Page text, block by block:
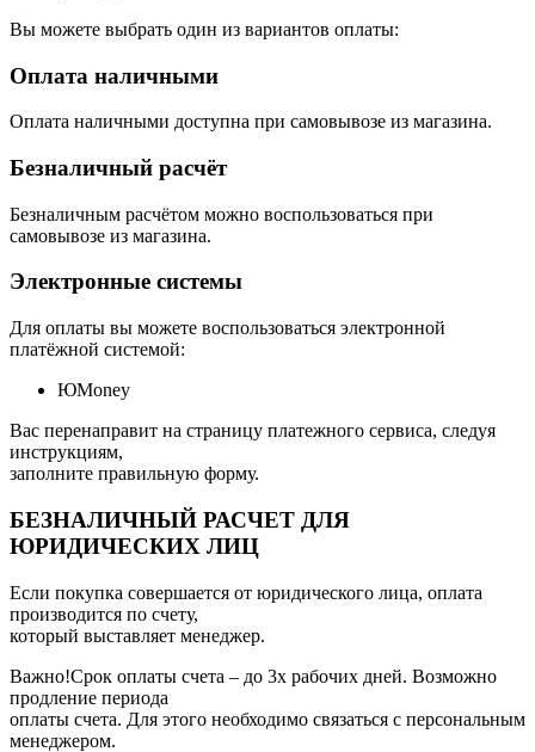
Вы можете выбрать один из вариантов оплаты:
Оплата наличными
Оплата наличными доступна при самовывозе из магазина.
Безналичный расчёт
Безналичным расчётом можно воспользоваться при
самовывозе из магазина.
Электронные системы
Для оплаты вы можете воспользоваться электронной
платёжной системой:
ЮMoney
Вас перенаправит на страницу платежного сервиса, следуя
инструкциям,
заполните правильную форму.
БЕЗНАЛИЧНЫЙ РАСЧЕТ ДЛЯ
ЮРИДИЧЕСКИХ ЛИЦ
Если покупка совершается от юридического лица, оплата
производится по счету,
который выставляет менеджер.
Важно!Срок оплаты счета – до 3х рабочих дней. Возможно
продление периода
оплаты счета. Для этого необходимо связаться с персональным
менеджером.